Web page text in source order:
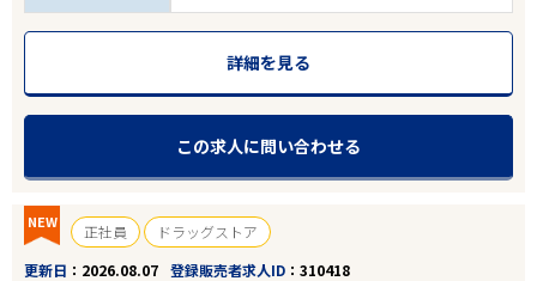
詳細を見る
この求人に問い合わせる
NEW 正社員
ドラッグストア
更新日
2026.08.07 登録販売者求人ID 310418